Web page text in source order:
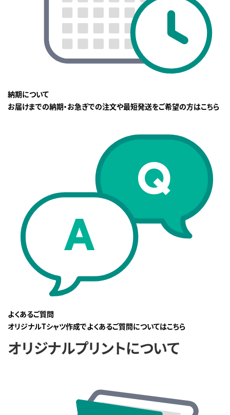
納期について
お届けまでの納期・お急ぎでの注文や最短発送をご希望の方はこちら
よくあるご質問
オリジナルTシャツ作成でよくあるご質問についてはこちら
オリジナルプリントについて